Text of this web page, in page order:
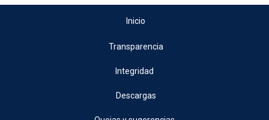
Inicio
Transparencia
Integridad
Descargas